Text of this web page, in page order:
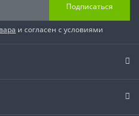
Подписаться
и согласен с условиями